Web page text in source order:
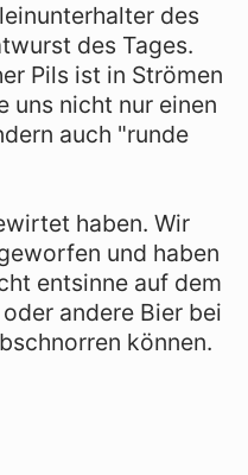
des
des Tages.
Pils ist in Strömen
uns nicht nur einen
auch "runde
haben. Wir
und haben
entsinne auf dem
andere Bier bei
können.